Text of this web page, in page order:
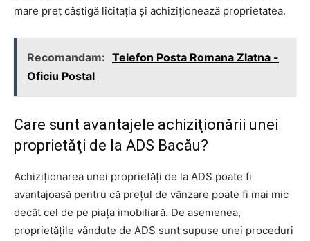
mare preţ câştigă licitaţia şi achiziţionează proprietatea.
Recomandam: Telefon Posta Romana Zlatna -
Oficiu Postal
Care sunt avantajele achiziţionării unei
proprietăţi de la ADS Bacău?
Achiziţionarea unei proprietăţi de la ADS poate fi
avantajoasă pentru că preţul de vânzare poate fi mai mic
decât cel de pe piaţa imobiliară. De asemenea,
proprietăţile vândute de ADS sunt supuse unei proceduri